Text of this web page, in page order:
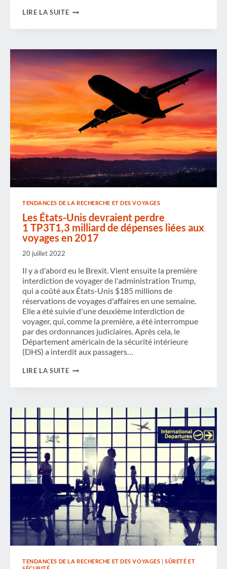
LIRE LA SUITEPOUR
OBTIENNENT
UN
PEU
DE
RESPECT
TENDANCES DE LA RECHERCHE ET DES VOYAGES
Les États-Unis devraient perdre
1 TP3T1,3 milliard de dépenses liées aux
voyages en 2017
20 juillet 2022
Il y a d'abord eu le Brexit. Vient ensuite la première
interdiction de voyager de l'administration Trump,
qui a coûté aux États-Unis $185 millions de
réservations de voyages d'affaires en une semaine.
Elle a été suivie d'une deuxième interdiction de
voyager, qui, comme la première, a été interrompue
par des ordonnances judiciaires. Après cela, le
Département américain de la sécurité intérieure
(DHS) a interdit aux passagers…
LIRE LA SUITELES
1 TP3T1,3 MILLIARD
DE
LIÉES
VOYAGES
2017
TENDANCES DE LA RECHERCHE ET DES VOYAGES |SÛRETÉ ET